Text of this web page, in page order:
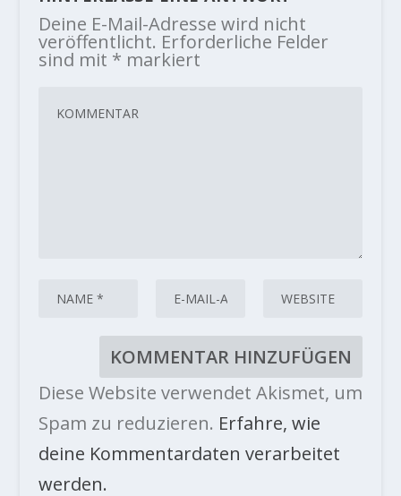
Deine E-Mail-Adresse wird nicht
veröffentlicht. Erforderliche Felder
sind mit * markiert
Diese Website verwendet Akismet, um
Spam zu reduzieren. Erfahre, wie
deine Kommentardaten verarbeitet
werden.